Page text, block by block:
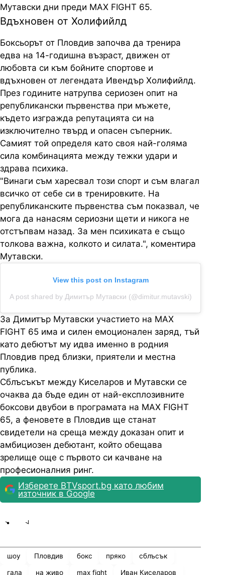
Мутавски дни преди MAX FIGHT 65.
Вдъхновен от Холифийлд
Боксьорът от Пловдив започва да тренира
едва на 14-годишна възраст, движен от
любовта си към бойните спортове и
вдъхновен от легендата Ивендър Холифийлд.
През годините натрупва сериозен опит на
републикански първенства при мъжете,
където изгражда репутацията си на
изключително твърд и опасен съперник.
Самият той определя като своя най-голяма
сила комбинацията между тежки удари и
здрава психика.
"Винаги съм харесвал този спорт и съм влагал
всичко от себе си в тренировките. На
републиканските първенства съм показвал, че
мога да нанасям сериозни щети и никога не
отстъпвам назад. За мен психиката е също
толкова важна, колкото и силата.", коментира
Мутавски.
View this post on Instagram
A post shared by Димитър Мутавски (@dimitur.mutavski)
За Димитър Мутавски участието на MAX
FIGHT 65 има и силен емоционален заряд, тъй
като дебютът му идва именно в родния
Пловдив пред близки, приятели и местна
публика.
Сблъсъкът между Киселаров и Мутавски се
очаква да бъде един от най-експлозивните
боксови двубои в програмата на MAX FIGHT
65, а феновете в Пловдив ще станат
свидетели на среща между доказан опит и
амбициозен дебютант, който обещава
зрелище още с първото си качване на
професионалния ринг.
Изберете BTVsport.bg като любим
източник в Google
шоу Пловдив бокс пряко сблъсък
гала на живо max fight Иван Киселаров